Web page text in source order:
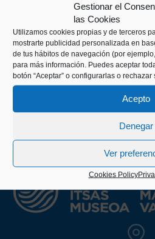
Gestionar el
las Cookies
Utilizamos cookies propias y de terceros
mostrarte publicidad personalizada en
de tus hábitos de navegación (por
para más información. Puedes aceptar
botón “Aceptar” o configurarlas o
Acepto
Denegar
Ver
Cookies Policy
temporary exhibitions it
maintain a continuous and
production is, without a
marks of this Museum.